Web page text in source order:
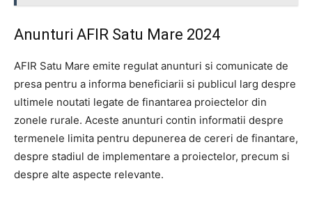
Anunturi AFIR Satu Mare 2024
AFIR Satu Mare emite regulat anunturi si comunicate de
presa pentru a informa beneficiarii si publicul larg despre
ultimele noutati legate de finantarea proiectelor din
zonele rurale. Aceste anunturi contin informatii despre
termenele limita pentru depunerea de cereri de finantare,
despre stadiul de implementare a proiectelor, precum si
despre alte aspecte relevante.